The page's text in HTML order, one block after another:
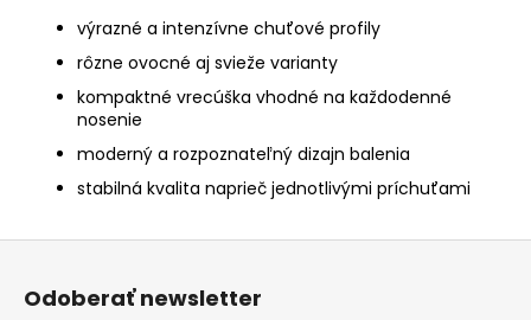
výrazné a intenzívne chuťové profily
rôzne ovocné aj svieže varianty
kompaktné vrecúška vhodné na každodenné
nosenie
moderný a rozpoznateľný dizajn balenia
stabilná kvalita naprieč jednotlivými príchuťami
Odoberať newsletter